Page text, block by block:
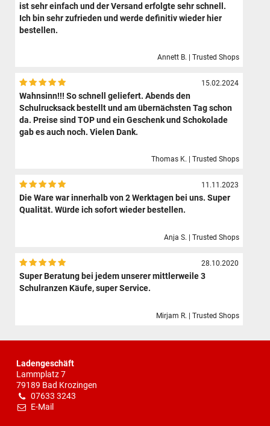
ist sehr einfach und der Versand erfolgte sehr schnell.
Ich bin sehr zufrieden und werde definitiv wieder hier
bestellen.
Annett B. | Trusted Shops
15.02.2024
Wahnsinn!!! So schnell geliefert. Abends den
Schulrucksack bestellt und am übernächsten Tag schon
da. Preise sind TOP und ein Geschenk und Schokolade
gab es auch noch. Vielen Dank.
Thomas K. | Trusted Shops
11.11.2023
Die Ware war innerhalb von 2 Werktagen bei uns. Super
Qualität. Würde ich sofort wieder bestellen.
Anja S. | Trusted Shops
28.10.2020
Super Beratung bei jedem unserer mittlerweile 3
Schulranzen Käufe, super Service.
Mirjam R. | Trusted Shops
Ladengeschäft
Lammplatz 7
79189 Bad Krozingen
07633 3243
E-Mail